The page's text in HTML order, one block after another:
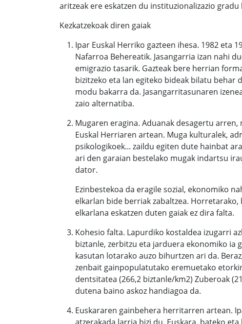
aritzeak ere eskatzen du instituzionalizazio gradu
Kezkatzekoak diren gaiak
Ipar Euskal Herriko gazteen ihesa. 1982 eta
Nafarroa Behereatik. Jasangarria izan nahi
emigrazio tasarik. Gazteak bere herrian
bizitzeko eta lan egiteko bideak bilatu
modu bakarra da. Jasangarritasunaren
zaio alternatiba.
Mugaren eragina. Aduanak desagertu
Euskal Herriaren artean. Muga kulturalek,
psikologikoek... zaildu egiten dute hainbat
ari den garaian bestelako mugak indartsu
dator.
Ezinbestekoa da eragile sozial, ekonomiko
elkarlan bide berriak zabaltzea.
elkarlana eskatzen duten gaiak ez dira falta.
Kohesio falta. Lapurdiko kostaldea izugarri
biztanle, zerbitzu eta jarduera ekonomiko ia
kasutan lotarako auzo bihurtzen ari da.
zenbait gainpopulatutako eremuetako
dentsitatea (266,2 biztanle/km2) Zuberoak
dutena baino askoz handiagoa da.
Euskararen gainbehera herritarren artean.